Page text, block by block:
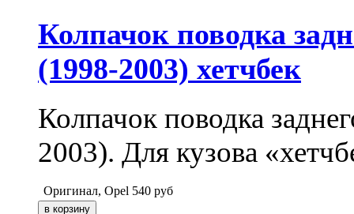
Колпачок поводка
(1998-2003) хетчбек
Колпачок поводка
2003). Для кузова
Оригинал, Opel 540 руб